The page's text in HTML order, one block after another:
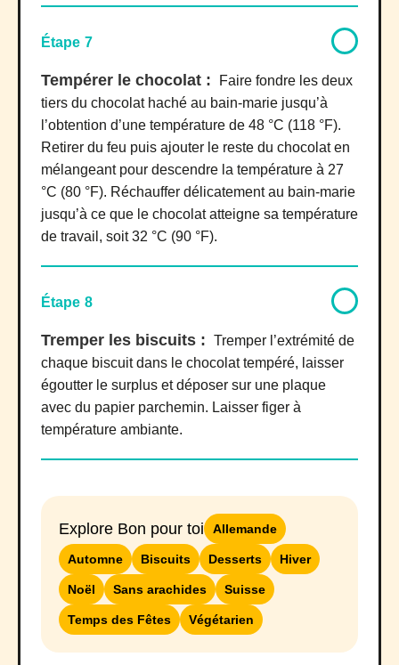
Étape 7
Tempérer le chocolat :
Faire fondre les deux
tiers du chocolat haché au bain-marie jusqu’à
l’obtention d’une température de 48 °C (118 °F).
Retirer du feu puis ajouter le reste du chocolat en
mélangeant pour descendre la température à 27
°C (80 °F). Réchauffer délicatement au bain-marie
jusqu’à ce que le chocolat atteigne sa température
de travail, soit 32 °C (90 °F).
Étape 8
Tremper les biscuits : Tremper l’extrémité de
chaque biscuit dans le chocolat tempéré, laisser
égoutter le surplus et déposer sur une plaque
avec du papier parchemin. Laisser figer à
température ambiante.
Explore Bon pour toi Allemande
Automne Biscuits Desserts Hiver
Noël Sans arachides Suisse
Temps des Fêtes Végétarien